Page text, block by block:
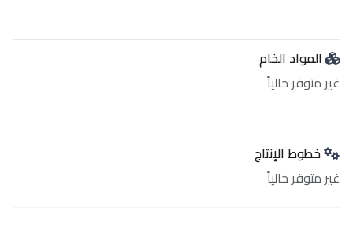
المواد الخام
غير متوفر حالياً
خطوط الإنتاج
غير متوفر حالياً